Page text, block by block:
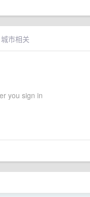
城市相关
you sign in